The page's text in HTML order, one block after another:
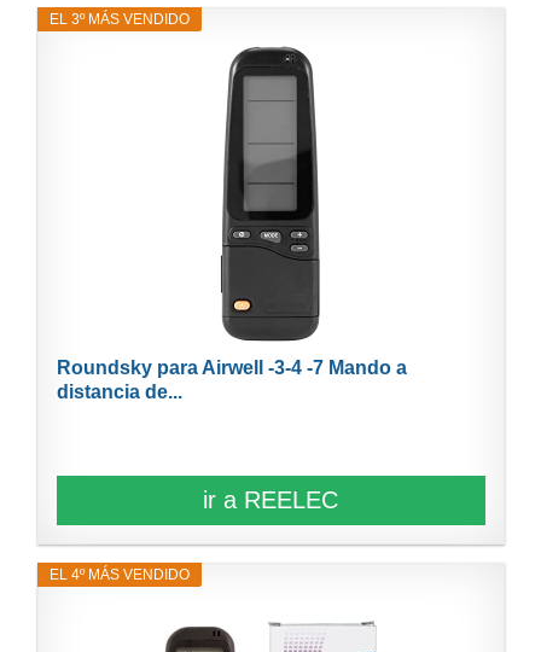
EL 3º MÁS VENDIDO
Roundsky para Airwell -3-4 -7 Mando a
distancia de...
ir a REELEC
EL 4º MÁS VENDIDO